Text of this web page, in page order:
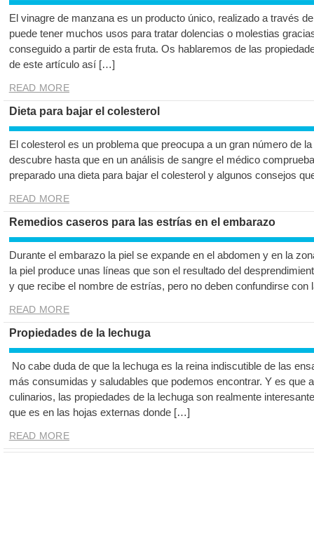
El vinagre de manzana es un producto único, realizado a través
puede tener muchos usos para tratar dolencias o molestias
conseguido a partir de esta fruta. Os hablaremos de las
de este artículo así […]
READ MORE
Dieta para bajar el colesterol
El colesterol es un problema que preocupa a un gran número de
descubre hasta que en un análisis de sangre el médico
preparado una dieta para bajar el colesterol y algunos consejos
READ MORE
Remedios caseros para las estrías en el embarazo
Durante el embarazo la piel se expande en el abdomen y en la
la piel produce unas líneas que son el resultado del
y que recibe el nombre de estrías, pero no deben confundirse
READ MORE
Propiedades de la lechuga
No cabe duda de que la lechuga es la reina indiscutible de las
más consumidas y saludables que podemos encontrar. Y es que
culinarios, las propiedades de la lechuga son realmente
que es en las hojas externas donde […]
READ MORE